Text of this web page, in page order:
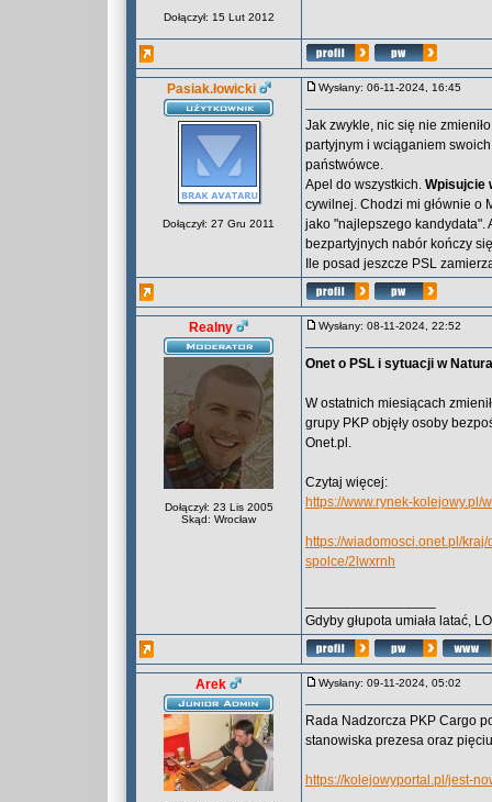
Dołączył: 15 Lut 2012
Pasiak.łowicki
Dołączył: 27 Gru 2011
Wysłany: 06-11-2024, 16:45
Jak zwykle, nic się nie
partyjnym i wciąganiem
państwówce.
Apel do wszystkich. Wpisujcie
cywilnej. Chodzi mi głównie o
jako "najlepszego kandydata".
bezpartyjnych nabór kończy
Ile posad jeszcze PSL
Realny
Dołączył: 23 Lis 2005
Skąd: Wrocław
Wysłany: 08-11-2024, 22:52
Onet o PSL i sytuacji w
W ostatnich miesiącach
grupy PKP objęły osoby
Onet.pl.
Czytaj więcej:
https://www.rynek-
https://wiadomosci.onet.pl/
spolce/2lwxrnh
Gdyby głupota umiała latać,
Arek Wysłany: 09-11-2024, 05:02
Rada Nadzorcza PKP Cargo
stanowiska prezesa oraz
https://kolejowyportal.pl/jest-